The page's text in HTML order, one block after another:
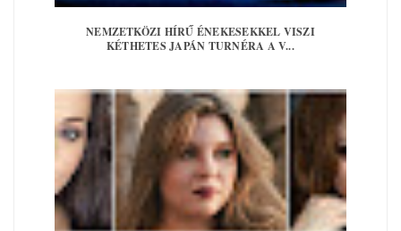
NEMZETKÖZI HÍRŰ ÉNEKESEKKEL VISZI
KÉTHETES JAPÁN TURNÉRA A V...